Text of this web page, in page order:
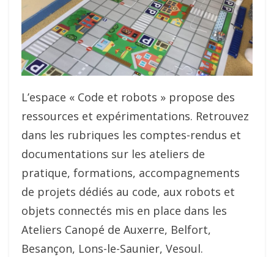
L’espace « Code et robots » propose des
ressources et expérimentations. Retrouvez
dans les rubriques les comptes-rendus et
documentations sur les ateliers de
pratique, formations, accompagnements
de projets dédiés au code, aux robots et
objets connectés mis en place dans les
Ateliers Canopé de Auxerre, Belfort,
Besançon, Lons-le-Saunier, Vesoul.